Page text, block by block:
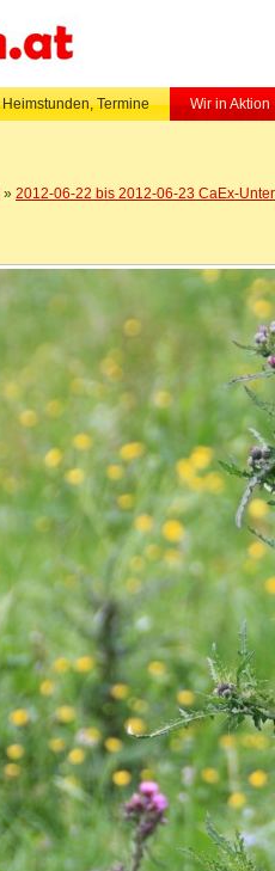
Heimstunden, Termine Wir in Aktion
» 2012-06-22 bis 2012-06-23 CaEx-